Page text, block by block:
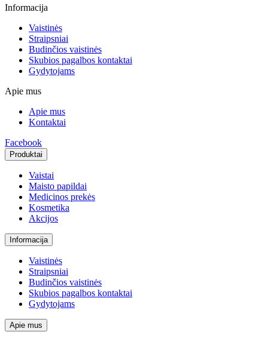
Informacija
Vaistinės
Straipsniai
Budinčios vaistinės
Skubios pagalbos kontaktai
Gydytojams
Apie mus
Apie mus
Kontaktai
Facebook
Produktai
Vaistai
Maisto papildai
Medicinos prekės
Kosmetika
Akcijos
Informacija
Vaistinės
Straipsniai
Budinčios vaistinės
Skubios pagalbos kontaktai
Gydytojams
Apie mus